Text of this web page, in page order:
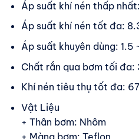
Áp suất khí nén thấp
Áp suất khí nén tốt đa:
Áp suất khuyên dùng:
Chất rắn qua bơm tối đa:
Khí nén tiêu thụ tốt đa:
Vật Liệu
+ Thân bơm: Nhôm
+ Màng bơm: Teflon